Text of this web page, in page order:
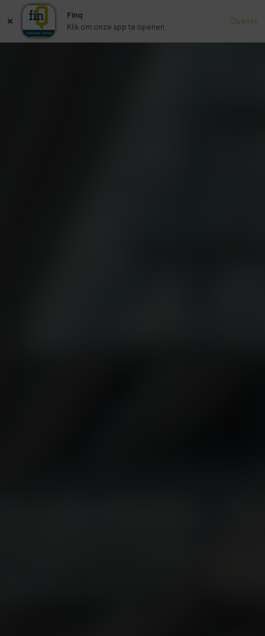
Finq
Klik om onze app te openen
Openen